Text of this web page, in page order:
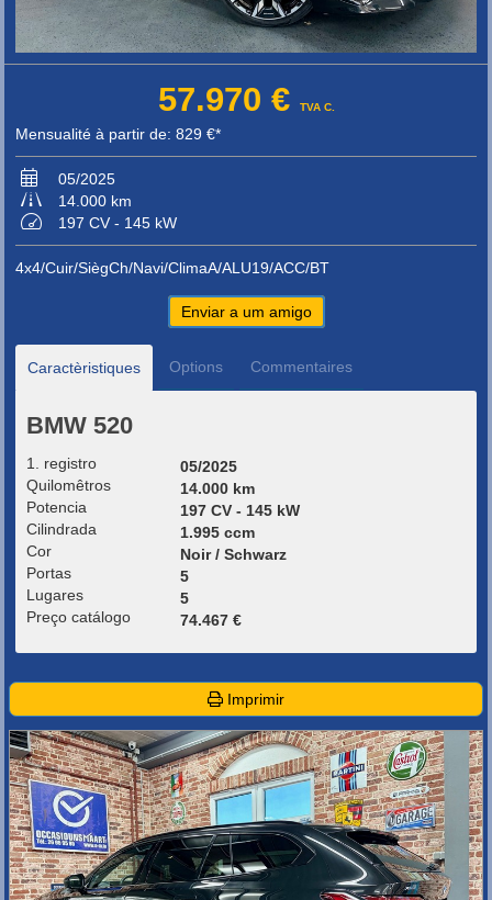
57.970 € TVA C.
Mensualité à partir de: 829 €*
05/2025
14.000 km
197 CV - 145 kW
4x4/Cuir/SiègCh/Navi/ClimaA/ALU19/ACC/BT
Enviar a um amigo
Caractèristiques Options Commentaires
BMW 520
1. registro
05/2025
Quilomêtros
14.000 km
Potencia
197 CV - 145 kW
Cilindrada
1.995 ccm
Cor
Noir / Schwarz
Portas
5
Lugares
5
Preço catálogo
74.467 €
Imprimir